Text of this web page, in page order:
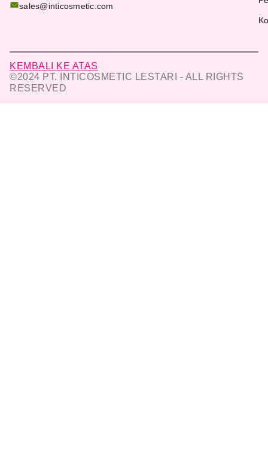
sales@inticosmetic.com
KEMBALI KE ATAS
©2024 PT. INTICOSMETIC LESTARI - ALL RIGHTS
RESERVED